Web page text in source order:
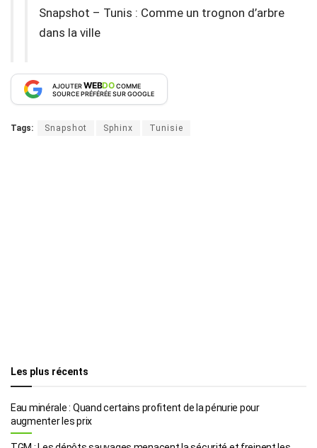
Snapshot – Tunis : Comme un trognon d’arbre
dans la ville
AJOUTERWEBDOCOMME
SOURCE PRÉFÉRÉE SUR GOOGLE
Tags: Snapshot Sphinx Tunisie
Les plus récents
Eau minérale : Quand certains profitent de la pénurie pour
augmenter les prix